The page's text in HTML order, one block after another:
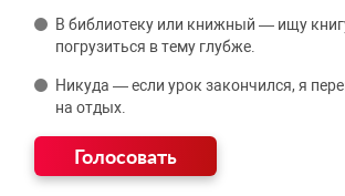
В библиотеку или книжный — ищу
погрузиться в тему глубже.
Никуда — если урок закончился, я
на отдых.